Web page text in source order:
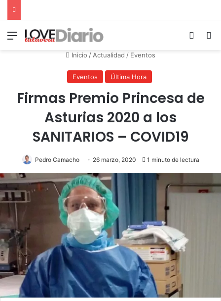
Menú
Inicio /Actualidad / Eventos
Eventos Última Hora
Firmas Premio Princesa de
Asturias 2020 a los
SANITARIOS – COVID19
Pedro Camacho 26 marzo, 2020 1 minuto de lectura